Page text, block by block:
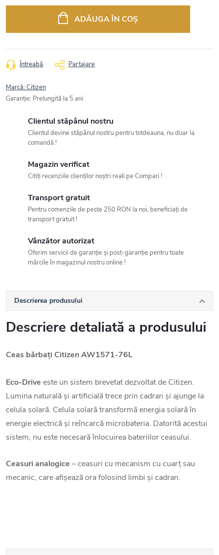
ADĂUGA ÎN COŞ
Întreabă Partajare
Marcă:Citizen
Garanţie: Prelungită la 5 ani
Clientul stăpânul nostru
Clientul devine stăpânul nostru pentru totdeauna, nu doar la
comandă !
Magazin verificat
Citiți recenziile clienților noștri reali pe Compari !
Transport gratuit
Pentru comenzile de peste 250 RON la noi, beneficiați de
transport gratuit !
Vânzător autorizat
Oferim servicii de garanție și post-garanție pentru toate
mărcile în magazinul nostru online !
Descrierea produsului
Descriere detaliată a produsului
Ceas bărbați CitizenAW1571-76L
Eco-Drive este un sistem brevetat dezvoltat de Citizen.
Lumina naturală și artificială trece prin cadran și ajunge la
celula solară. Celula solară transformă energia solară în
energie electrică și reîncarcă microbateria. Datorită acestui
sistem, nu este necesară înlocuirea bateriilor ceasului.
Ceasuri analogice – ceasuri cu mecanism cu cuarț sau
mecanic, care afișează ora folosind limbi și cadran.